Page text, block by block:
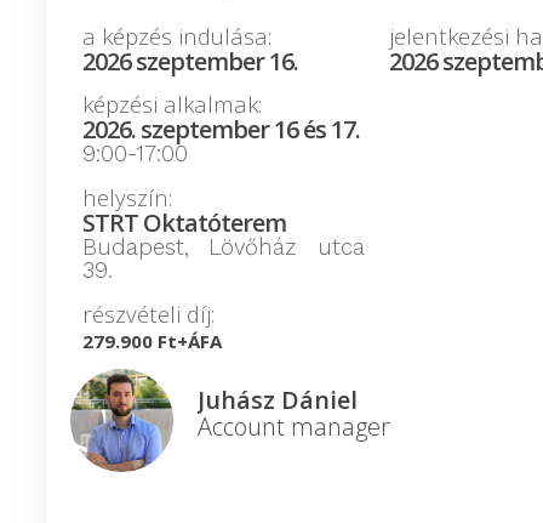
a képzés indulása:
2026 szeptember 16.
jelentkezési
2026
képzési alkalmak:
2026. szeptember 16 és 17.
9:00-17:00
helyszín:
STRT Oktatóterem
Budapest, Lövőház utca
39.
részvételi díj:
279.900 Ft+ÁFA
Juhász Dániel
Account manager